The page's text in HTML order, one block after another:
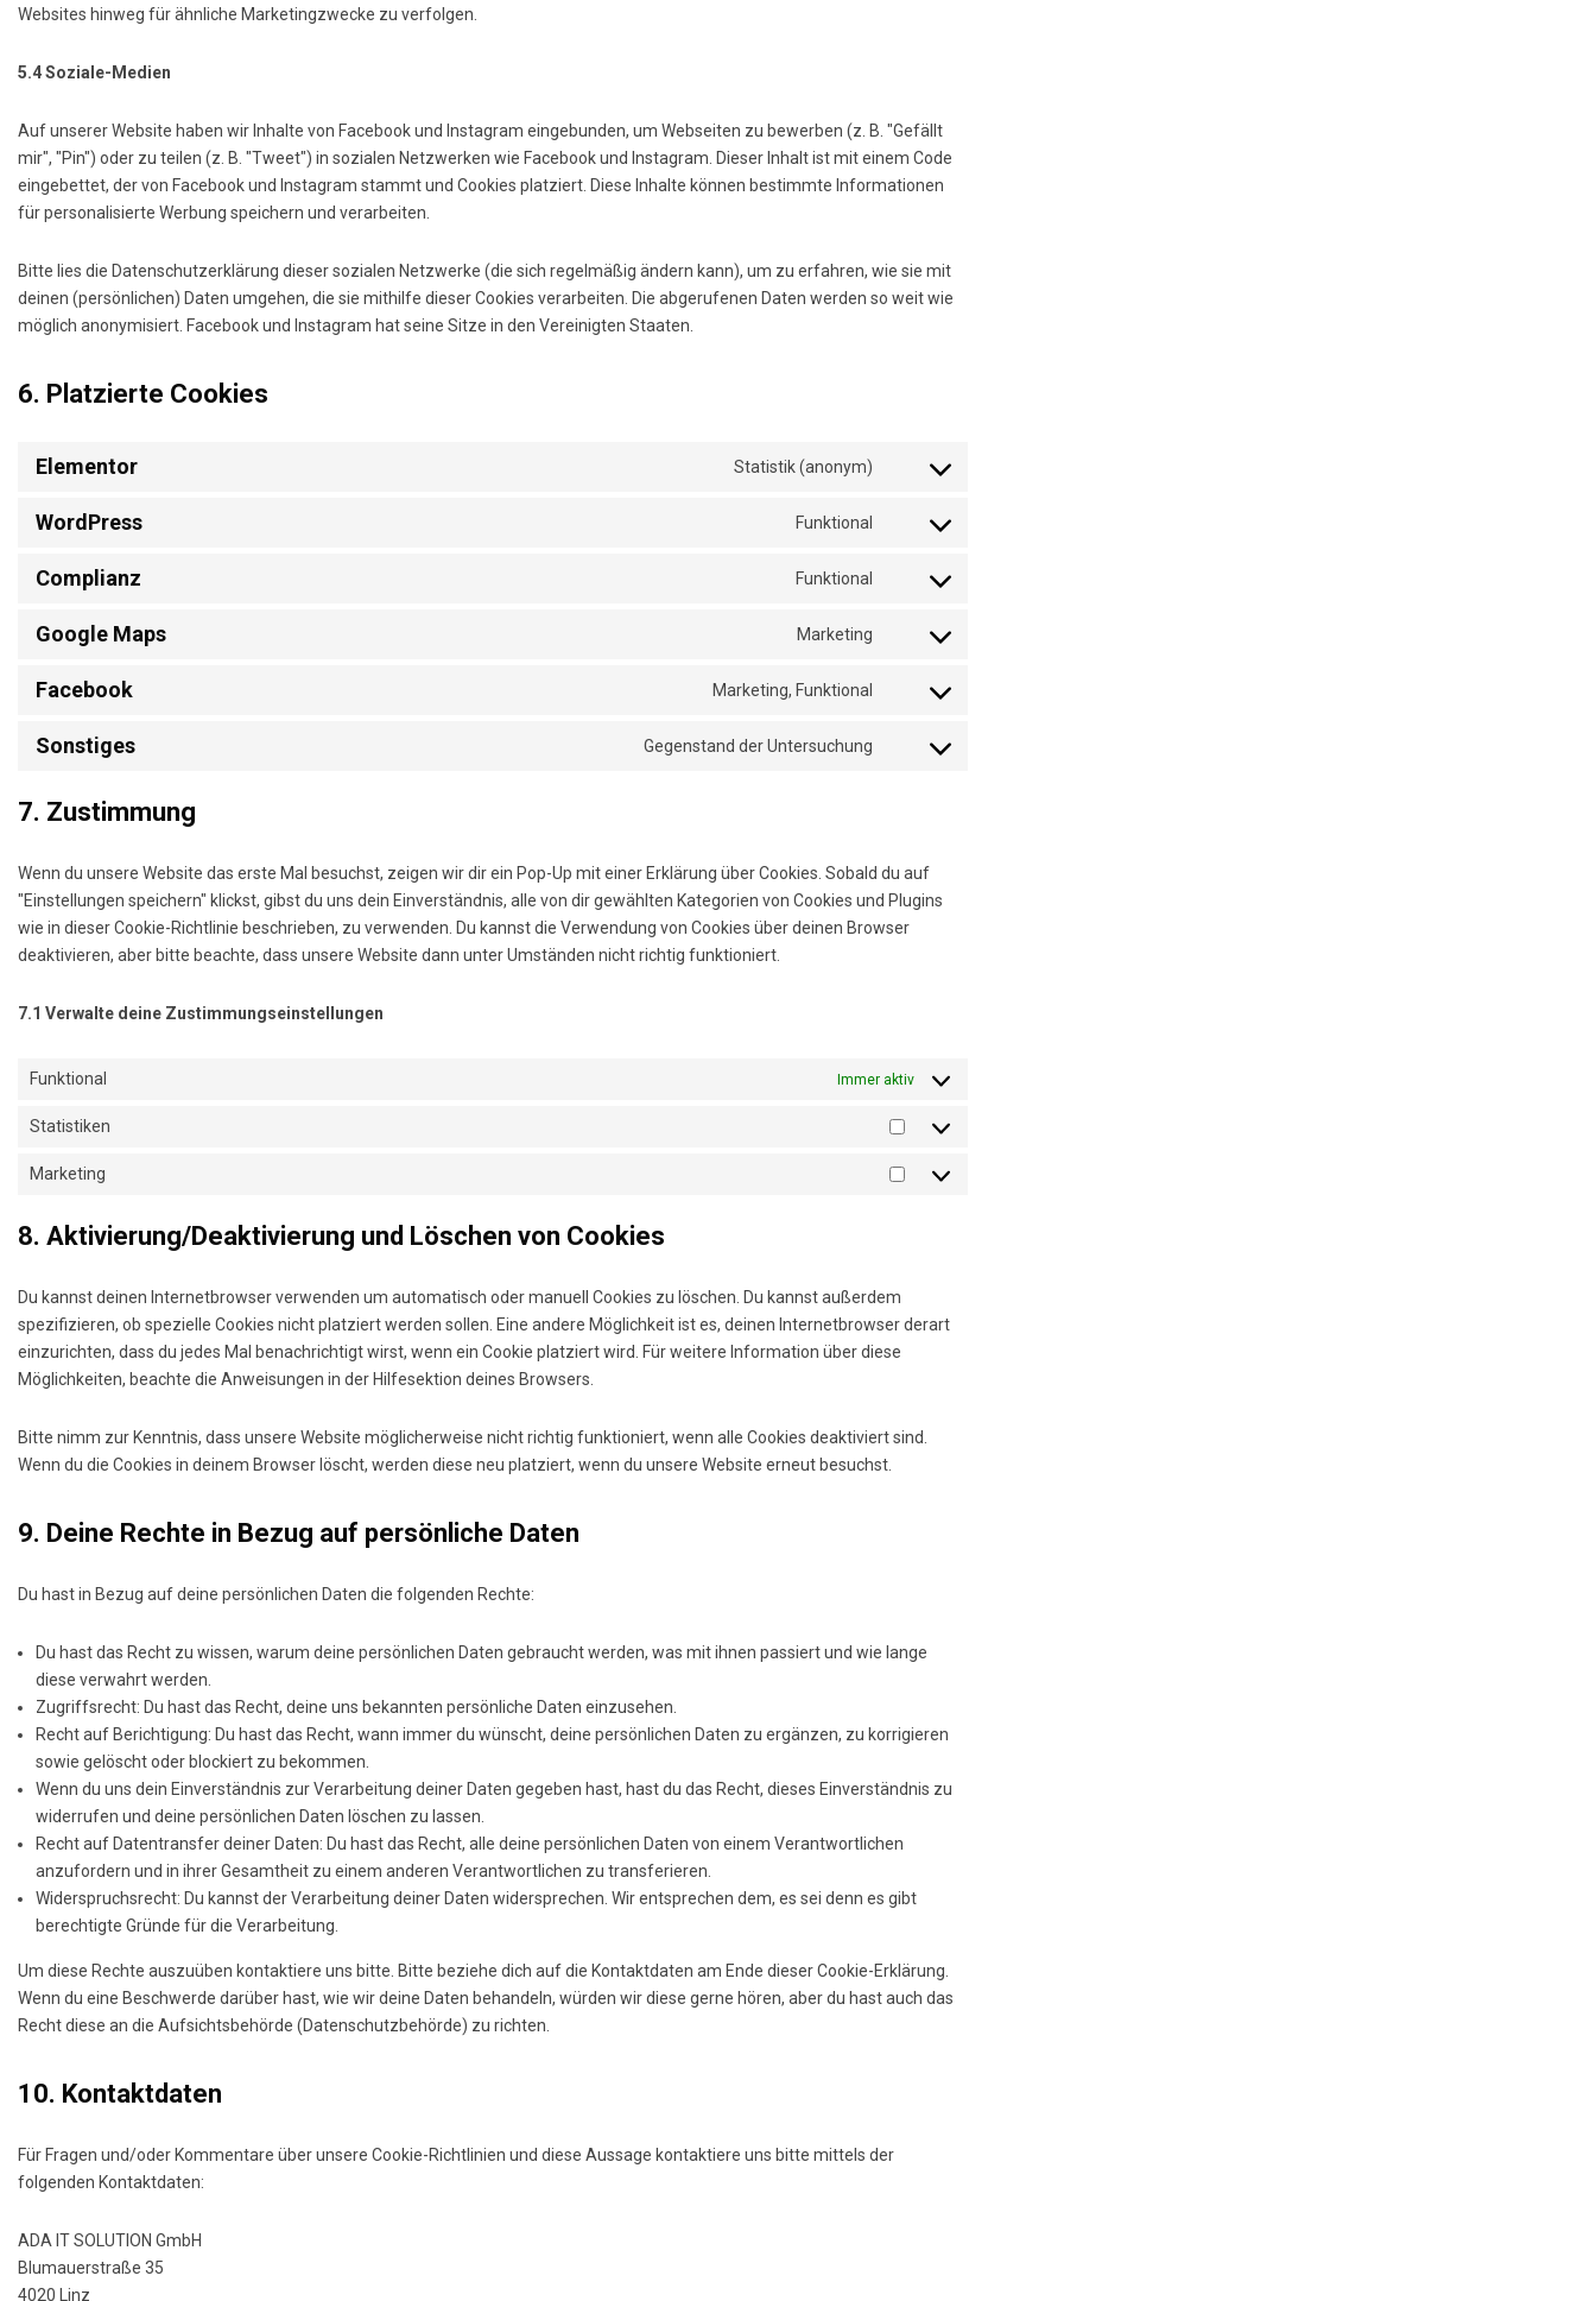
Websites hinweg für ähnliche Marketingzwecke zu verfolgen.
5.4 Soziale-Medien
Auf unserer Website haben wir Inhalte von Facebook und Instagram eingebunden, um Webseiten zu bewerben (z. B. "Gefällt
mir", "Pin") oder zu teilen (z. B. "Tweet") in sozialen Netzwerken wie Facebook und Instagram. Dieser Inhalt ist mit einem Code
eingebettet, der von Facebook und Instagram stammt und Cookies platziert. Diese Inhalte können bestimmte Informationen
für personalisierte Werbung speichern und verarbeiten.
Bitte lies die Datenschutzerklärung dieser sozialen Netzwerke (die sich regelmäßig ändern kann), um zu erfahren, wie sie mit
deinen (persönlichen) Daten umgehen, die sie mithilfe dieser Cookies verarbeiten. Die abgerufenen Daten werden so weit wie
möglich anonymisiert. Facebook und Instagram hat seine Sitze in den Vereinigten Staaten.
6. Platzierte Cookies
Elementor Statistik (anonym)
Consent
service
WordPress Funktional
Consent
service
Complianz Funktional
Consent
service
Google Maps Marketing
Consent
service
maps
Facebook Marketing, Funktional
Consent
service
Sonstiges Gegenstand der Untersuchung
Consent
7. Zustimmung
Wenn du unsere Website das erste Mal besuchst, zeigen wir dir ein Pop-Up mit einer Erklärung über Cookies. Sobald du auf
"Einstellungen speichern" klickst, gibst du uns dein Einverständnis, alle von dir gewählten Kategorien von Cookies und Plugins
wie in dieser Cookie-Richtlinie beschrieben, zu verwenden. Du kannst die Verwendung von Cookies über deinen Browser
deaktivieren, aber bitte beachte, dass unsere Website dann unter Umständen nicht richtig funktioniert.
7.1 Verwalte deine Zustimmungseinstellungen
Funktional Immer aktiv
Statistiken Statistiken
Marketing Marketing
8. Aktivierung/Deaktivierung und Löschen von Cookies
Du kannst deinen Internetbrowser verwenden um automatisch oder manuell Cookies zu löschen. Du kannst außerdem
spezifizieren, ob spezielle Cookies nicht platziert werden sollen. Eine andere Möglichkeit ist es, deinen Internetbrowser derart
einzurichten, dass du jedes Mal benachrichtigt wirst, wenn ein Cookie platziert wird. Für weitere Information über diese
Möglichkeiten, beachte die Anweisungen in der Hilfesektion deines Browsers.
Bitte nimm zur Kenntnis, dass unsere Website möglicherweise nicht richtig funktioniert, wenn alle Cookies deaktiviert sind.
Wenn du die Cookies in deinem Browser löscht, werden diese neu platziert, wenn du unsere Website erneut besuchst.
9. Deine Rechte in Bezug auf persönliche Daten
Du hast in Bezug auf deine persönlichen Daten die folgenden Rechte:
Du hast das Recht zu wissen, warum deine persönlichen Daten gebraucht werden, was mit ihnen passiert und wie lange
diese verwahrt werden.
Zugriffsrecht: Du hast das Recht, deine uns bekannten persönliche Daten einzusehen.
Recht auf Berichtigung: Du hast das Recht, wann immer du wünscht, deine persönlichen Daten zu ergänzen, zu korrigieren
sowie gelöscht oder blockiert zu bekommen.
Wenn du uns dein Einverständnis zur Verarbeitung deiner Daten gegeben hast, hast du das Recht, dieses Einverständnis zu
widerrufen und deine persönlichen Daten löschen zu lassen.
Recht auf Datentransfer deiner Daten: Du hast das Recht, alle deine persönlichen Daten von einem Verantwortlichen
anzufordern und in ihrer Gesamtheit zu einem anderen Verantwortlichen zu transferieren.
Widerspruchsrecht: Du kannst der Verarbeitung deiner Daten widersprechen. Wir entsprechen dem, es sei denn es gibt
berechtigte Gründe für die Verarbeitung.
Um diese Rechte auszuüben kontaktiere uns bitte. Bitte beziehe dich auf die Kontaktdaten am Ende dieser Cookie-Erklärung.
Wenn du eine Beschwerde darüber hast, wie wir deine Daten behandeln, würden wir diese gerne hören, aber du hast auch das
Recht diese an die Aufsichtsbehörde (Datenschutzbehörde) zu richten.
10. Kontaktdaten
Für Fragen und/oder Kommentare über unsere Cookie-Richtlinien und diese Aussage kontaktiere uns bitte mittels der
folgenden Kontaktdaten:
ADA IT SOLUTION GmbH
Blumauerstraße 35
4020 Linz